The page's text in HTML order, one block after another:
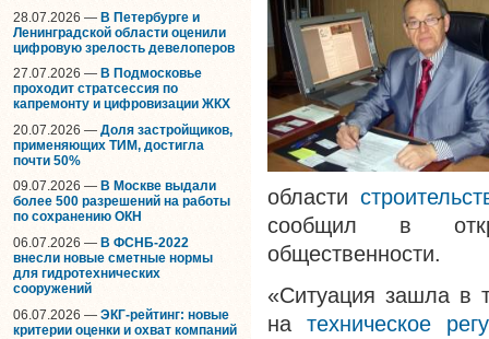
28.07.2026 — В Петербурге и
Ленинградской области оценили
цифровую зрелость девелоперов
27.07.2026 — В Подмосковье
проходит стратсессия по
капремонту и цифровизации ЖКХ
20.07.2026 — Доля застройщиков,
применяющих ТИМ, достигла
почти 50%
09.07.2026 — В Москве выдали
более 500 разрешений на работы
по сохранению ОКН
06.07.2026 — В ФСНБ-2022
внесли новые сметные нормы
для гидротехнических
сооружений
06.07.2026 — ЭКГ-рейтинг: новые
критерии оценки и охват компаний
области
сообщил в
общественности.
«Ситуация зашла в
натехническое